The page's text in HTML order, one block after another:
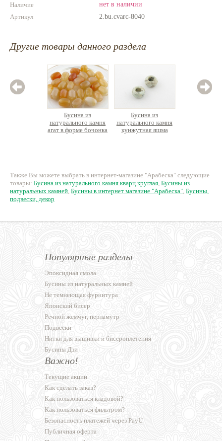
Наличие
нет в наличии
Артикул
2.bu.cvarc-8040
Другие товары данного раздела
Бусина из
натурального камня
агат в форме бочонка
Бусина из
натурального камня
кунжутная яшма
Также Вы можете выбрать в интернет-магазине "Арабеска" следующие
товары: Бусина из натурального камня кварц круглая, Бусины из
натуральных камней, Бусины в интернет магазине "Арабеска", Бусины,
подвески, декор
Популярные разделы
Эпоксидная смола
Бусины из натуральных камней
Не темнеющая фурнитура
Японский бисер
Речной жемчуг, перламутр
Подвески
Нитки для вышивки и бисероплетения
Бусины Дзи
Важно!
Текущие акции
Как сделать заказ?
Как пользоваться кладовой?
Как пользоваться фильтром?
Безопасность платежей через PayU
Публичная оферта